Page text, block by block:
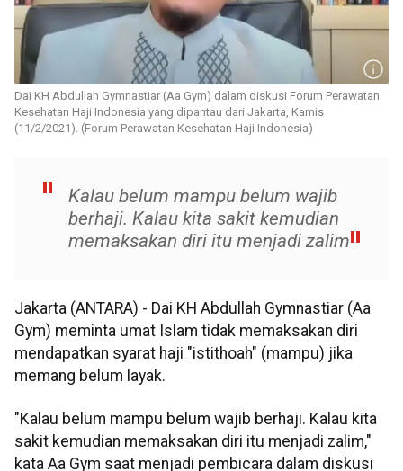
Dai KH Abdullah Gymnastiar (Aa Gym) dalam diskusi Forum Perawatan
Kesehatan Haji Indonesia yang dipantau dari Jakarta, Kamis
(11/2/2021). (Forum Perawatan Kesehatan Haji Indonesia)
Kalau belum mampu belum wajib
berhaji. Kalau kita sakit kemudian
memaksakan diri itu menjadi zalim
Jakarta (ANTARA) - Dai KH Abdullah Gymnastiar (Aa
Gym) meminta umat Islam tidak memaksakan diri
mendapatkan syarat haji "istithoah" (mampu) jika
memang belum layak.
"Kalau belum mampu belum wajib berhaji. Kalau kita
sakit kemudian memaksakan diri itu menjadi zalim,"
kata Aa Gym saat menjadi pembicara dalam diskusi